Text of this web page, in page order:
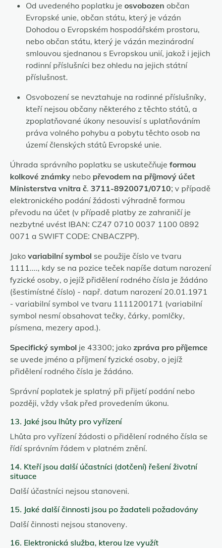
Od uvedeného poplatku je osvobozen občan
Evropské unie, občan státu, který je vázán
Dohodou o Evropském hospodářském prostoru,
nebo občan státu, který je vázán mezinárodní
smlouvou sjednanou s Evropskou unií, jakož i jejich
rodinní příslušníci bez ohledu na jejich státní
příslušnost.
Osvobození se nevztahuje na rodinné příslušníky,
kteří nejsou občany některého z těchto států, a
zpoplatňované úkony nesouvisí s uplatňováním
práva volného pohybu a pobytu těchto osob na
území členských států Evropské unie.
Úhrada správního poplatku se uskutečňuje formou
kolkové známky nebo převodem na příjmový účet
Ministerstva vnitra č. 3711-8920071/0710; v případě
elektronického podání žádosti výhradně formou
převodu na účet (v případě platby ze zahraničí je
nezbytné uvést IBAN: CZ47 0710 0037 1100 0892
0071 a SWIFT CODE: CNBACZPP).
Jako variabilní symbol se použije číslo ve tvaru
1111...., kdy se na pozice teček napíše datum narození
fyzické osoby, o jejíž přidělení rodného čísla je žádáno
(šestimístné číslo) - např. datum narození 20.01.1971
- variabilní symbol ve tvaru 1111200171 (variabilní
symbol nesmí obsahovat tečky, čárky, pomlčky,
písmena, mezery apod.).
Specifický symbol je 43300; jako zpráva pro příjemce
se uvede jméno a příjmení fyzické osoby, o jejíž
přidělení rodného čísla je žádáno.
Správní poplatek je splatný při přijetí podání nebo
později, vždy však před provedením úkonu.
13. Jaké jsou lhůty pro vyřízení
Lhůta pro vyřízení žádosti o přidělení rodného čísla se
řídí správním řádem v platném znění.
14. Kteří jsou další účastníci (dotčení) řešení životní
situace
Další účastníci nejsou stanoveni.
15. Jaké další činnosti jsou po žadateli požadovány
Další činnosti nejsou stanoveny.
16. Elektronická služba, kterou lze využít